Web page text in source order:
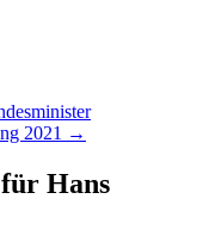
2021 →
Hans